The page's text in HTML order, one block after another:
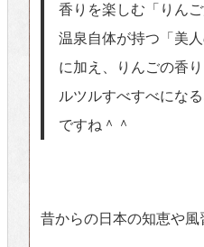
香りを楽しむ「りん
温泉自体が持つ「美
に加え、りんごの香
ルツルすべすべにな
ですね＾＾
昔からの日本の知恵や風